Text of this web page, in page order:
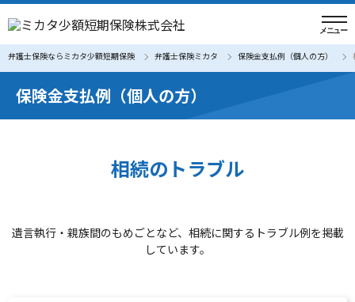
弁護士保険ならミカタ少額短期保険 弁護士保険ミカタ 保険金支払例（個人の方）
保険金支払例（個人の方）
相続のトラブル
遺言執行・親族間のもめごとなど、相続に関するトラブル例を掲載
しています。